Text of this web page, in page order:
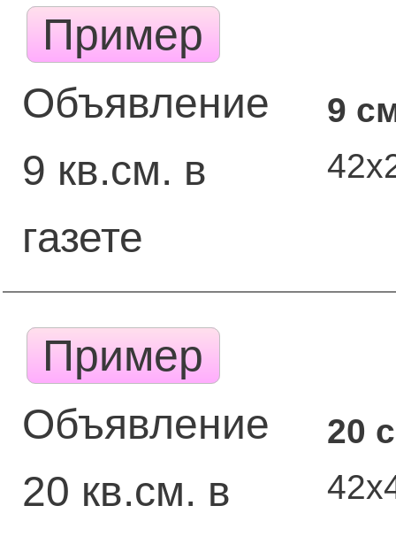
Пример
Объявление
9 кв.см. в
газете
9
Пример
Объявление
20 кв.см. в
20